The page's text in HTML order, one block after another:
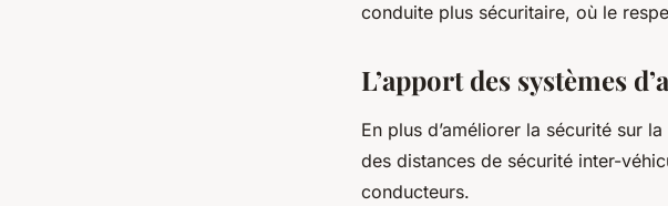
conduite plus sécuritaire, où le
L’apport des systèmes
En plus d’améliorer la sécurité sur
des distances de sécurité inter-
conducteurs.